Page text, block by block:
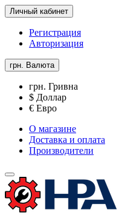
Личный кабинет
Регистрация
Авторизация
грн. Валюта
грн. Гривна
$ Доллар
€ Евро
О магазине
Доставка и оплата
Производители